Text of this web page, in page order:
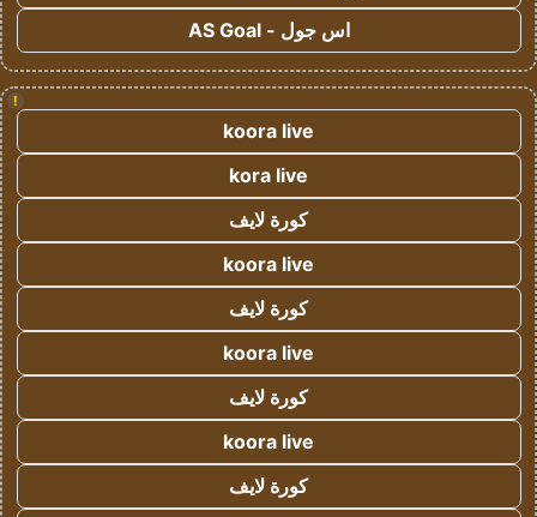
اس جول - AS Goal
!
koora live
kora live
كورة لايف
koora live
كورة لايف
koora live
كورة لايف
koora live
كورة لايف